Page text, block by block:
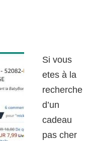
Si vous
etes à la
recherche
d’un
cadeau
pas cher